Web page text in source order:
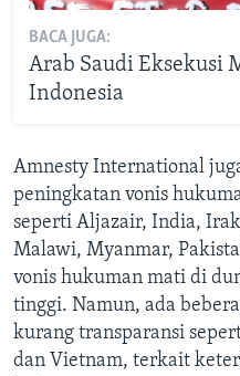
BACA JUGA:
Arab Saudi Eksekusi
Indonesia
Amnesty International
peningkatan vonis
seperti Aljazair, India,
Malawi, Myanmar,
vonis hukuman mati di
tinggi. Namun, ada
kurang transparansi
dan Vietnam, terkait